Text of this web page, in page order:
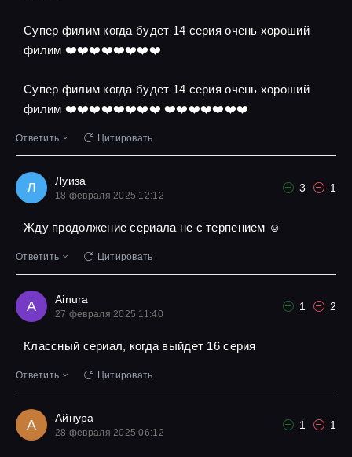
Супер филим когда будет 14 серия очень хороший
филим ❤️❤️❤️❤️❤️❤️❤️❤️
Супер филим когда будет 14 серия очень хороший
филим ❤️❤️❤️❤️❤️❤️❤️❤️ ❤️❤️❤️❤️❤️❤️❤️
Ответить Цитировать
Л Луиза
18 февраля 2025 12:12
3 1
Жду продолжение сериала не с терпением ☺
Ответить Цитировать
A Ainura
27 февраля 2025 11:40
1 2
Классный сериал, когда выйдет 16 серия
Ответить Цитировать
А Айнура
28 февраля 2025 06:12
1 1